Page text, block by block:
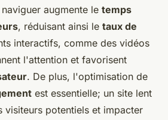
augmente le temps
, réduisant ainsi le taux de
interactifs, comme des vidéos
l'attention et favorisent
. De plus, l'optimisation de
est essentielle; un site lent
visiteurs potentiels et impacter